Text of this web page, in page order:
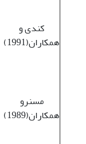
کندی و
همکاران(1991)
مسنرو
همکاران(1989)